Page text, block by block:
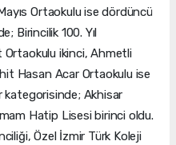
Ortaokulu ise dördüncü
Birincilik 100. Yıl
Ortaokulu ikinci, Ahmetli
Hasan Acar Ortaokulu ise
kategorisinde; Akhisar
Hatip Lisesi birinci oldu.
Özel İzmir Türk Koleji